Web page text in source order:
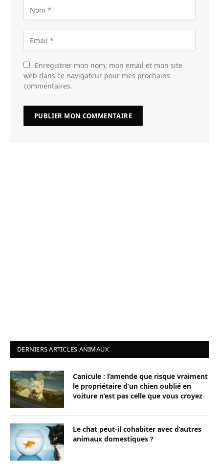
Enregistrer mon nom, mon email et mon site
web dans ce navigateur pour mes prochains
commentaires.
DERNIERS ARTICLES ANIMAUX
Canicule : l’amende que risque vraiment
le propriétaire d’un chien oublié en
voiture n’est pas celle que vous croyez
Le chat peut-il cohabiter avec d’autres
animaux domestiques ?